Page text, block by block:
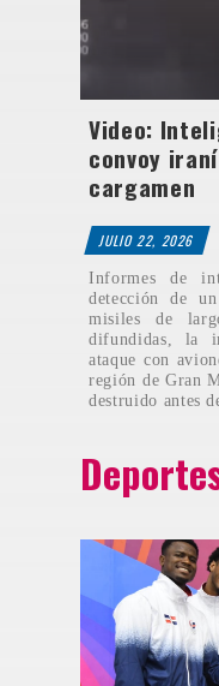
Video:
convoy
cargamen
JULIO 22, 2026
Informes de
detección de
misiles de
difundidas, la
ataque con
región de Gran
destruido antes